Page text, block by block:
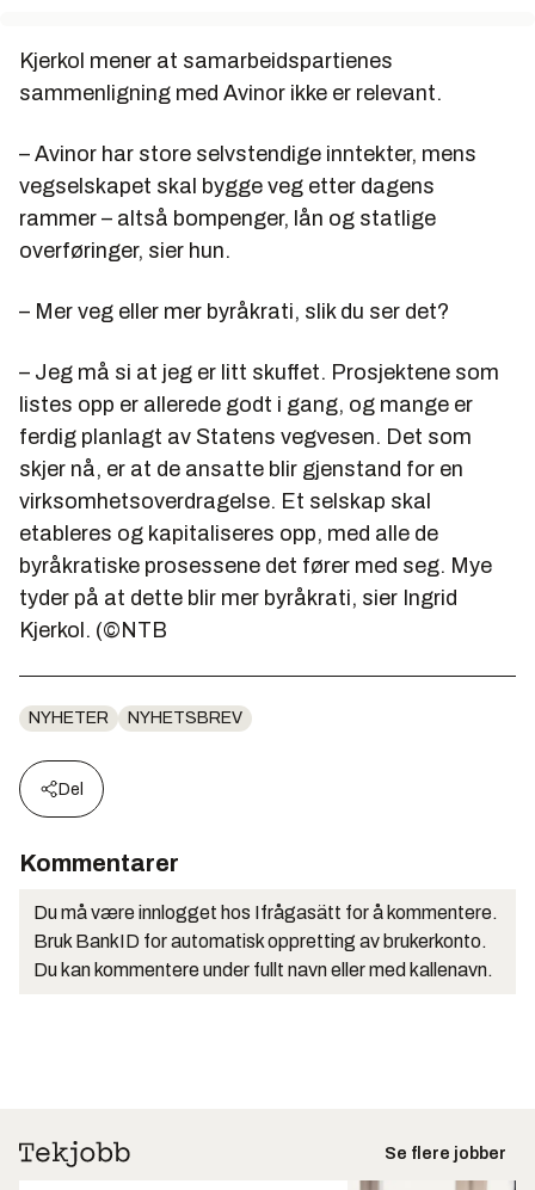
Kjerkol mener at samarbeidspartienes
sammenligning med Avinor ikke er relevant.
– Avinor har store selvstendige inntekter, mens
vegselskapet skal bygge veg etter dagens
rammer – altså bompenger, lån og statlige
overføringer, sier hun.
– Mer veg eller mer byråkrati, slik du ser det?
– Jeg må si at jeg er litt skuffet. Prosjektene som
listes opp er allerede godt i gang, og mange er
ferdig planlagt av Statens vegvesen. Det som
skjer nå, er at de ansatte blir gjenstand for en
virksomhetsoverdragelse. Et selskap skal
etableres og kapitaliseres opp, med alle de
byråkratiske prosessene det fører med seg. Mye
tyder på at dette blir mer byråkrati, sier Ingrid
Kjerkol. (©NTB
NYHETER NYHETSBREV
Del
Kommentarer
Du må være innlogget hos Ifrågasätt for å kommentere.
Bruk BankID for automatisk oppretting av brukerkonto.
Du kan kommentere under fullt navn eller med kallenavn.
Se flere jobber